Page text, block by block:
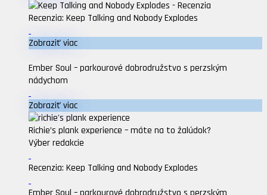
Recenzia: Keep Talking and Nobody Explodes
Zobraziť viac
Ember Soul – parkourové dobrodružstvo s perzským
nádychom
Zobraziť viac
Richie’s plank experience – máte na to žalúdok?
Výber redakcie
Recenzia: Keep Talking and Nobody Explodes